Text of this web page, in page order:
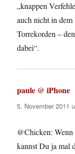
„knappen
auch nicht in
Torrekorden –
dabei“.
paule @ iPhone
5. November 2011
@Chicken:
kannst Du ja mal